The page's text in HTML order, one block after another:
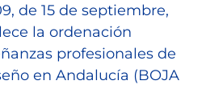
de 15 de septiembre,
la ordenación
profesionales de
en Andalucía (BOJA